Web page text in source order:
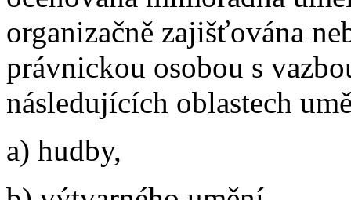
organizačně zajišťována
právnickou osobou s
následujících oblastech
a) hudby,